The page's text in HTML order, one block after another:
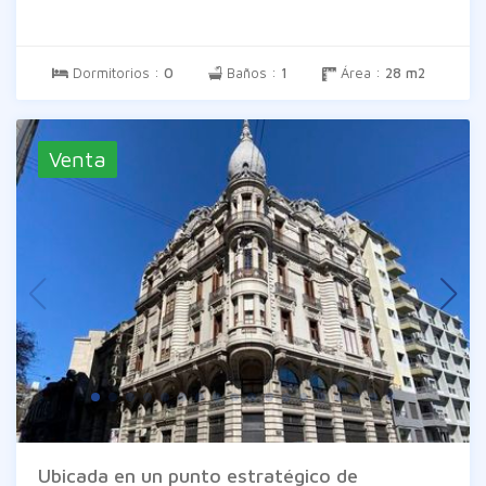
Dormitorios :0 Baños : 1 Área : 28 m2
Venta
Ubicada en un punto estratégico de